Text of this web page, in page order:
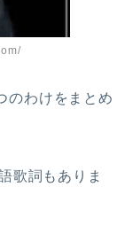
のわけをまとめ
歌詞もありま